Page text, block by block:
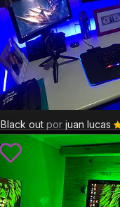
Black outpor juan lucas